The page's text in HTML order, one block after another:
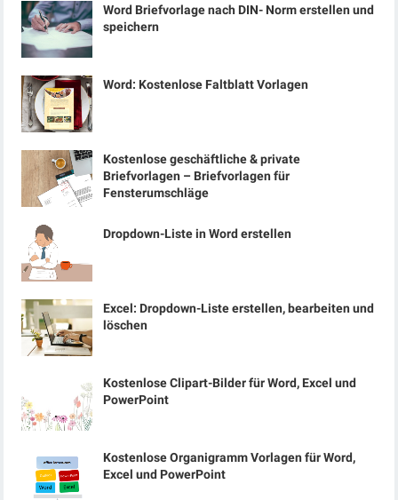
Word Briefvorlage nach DIN- Norm erstellen und
speichern
Word: Kostenlose Faltblatt Vorlagen
Kostenlose geschäftliche & private
Briefvorlagen – Briefvorlagen für
Fensterumschläge
Dropdown-Liste in Word erstellen
Excel: Dropdown-Liste erstellen, bearbeiten und
löschen
Kostenlose Clipart-Bilder für Word, Excel und
PowerPoint
Kostenlose Organigramm Vorlagen für Word,
Excel und PowerPoint